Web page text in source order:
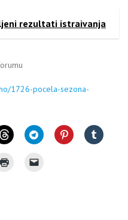
rezultati istraivanja
1726-pocela-sezona-